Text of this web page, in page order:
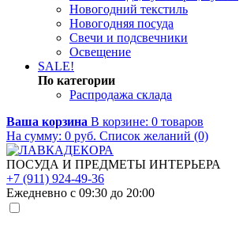
Новогодний текстиль
Новогодняя посуда
Свечи и подсвечники
Освещение
SALE!
По категории
Распродажа склада
Ваша корзина В корзине: 0 товаров
На сумму: 0 руб. Список желаний (0)
ПОСУДА И ПРЕДМЕТЫ ИНТЕРЬЕРА
+7 (911) 924-49-36
Ежедневно с 09:30 до 20:00